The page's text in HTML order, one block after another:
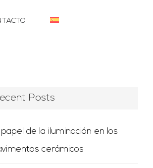
Posts
papel de la iluminación en los
cerámicos